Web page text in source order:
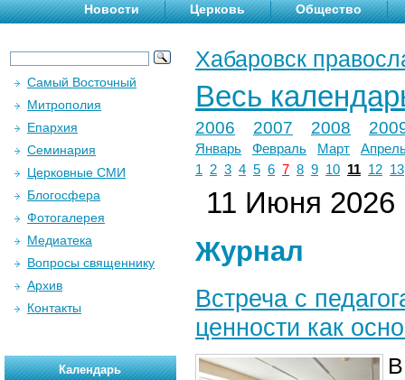
Новости Церковь Общество
Хабаровск
Весь
2006 2007 2008
Январь Февраль Март
1
2 3 4 5 6 7 8 9 10 11 12 13
11 Июня 2026
Журнал
Встреча с
ценности как
Самый Восточный
Митрополия
Епархия
Семинария
Церковные СМИ
Блогосфера
Фотогалерея
Медиатека
Вопросы священнику
Архив
Контакты
Календарь